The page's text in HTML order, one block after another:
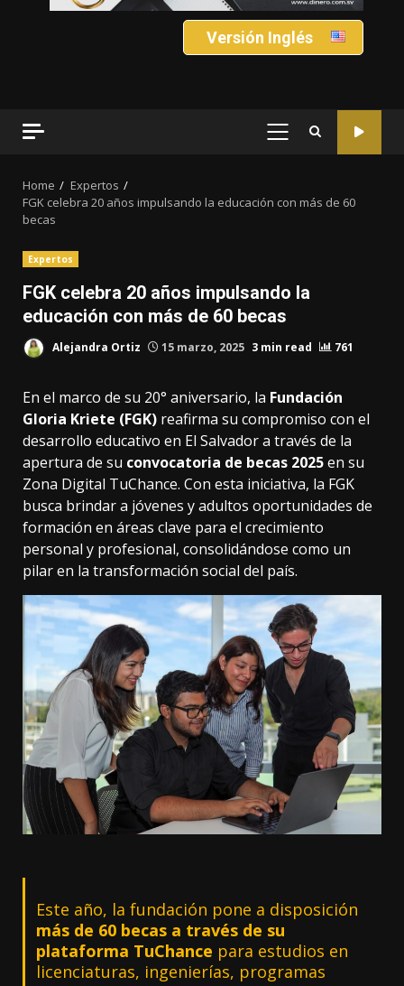
Versión Inglés
PRIMARY
Home
Expertos
FGK celebra 20 años impulsando la educación con más de 60
becas
Expertos
FGK celebra 20 años impulsando la
educación con más de 60 becas
Alejandra Ortiz 15 marzo, 2025 3 min read 761
En el marco de su 20° aniversario, la Fundación
Gloria Kriete (FGK) reafirma su compromiso con el
desarrollo educativo en El Salvador a través de la
apertura de su convocatoria de becas 2025en su
Zona Digital TuChance. Con esta iniciativa, la FGK
busca brindar a jóvenes y adultos oportunidades de
formación en áreas clave para el crecimiento
personal y profesional, consolidándose como un
pilar en la transformación social del país.
Este año, la fundación pone a disposición
más de 60 becas a través de su
plataforma TuChance para estudios en
licenciaturas, ingenierías, programas